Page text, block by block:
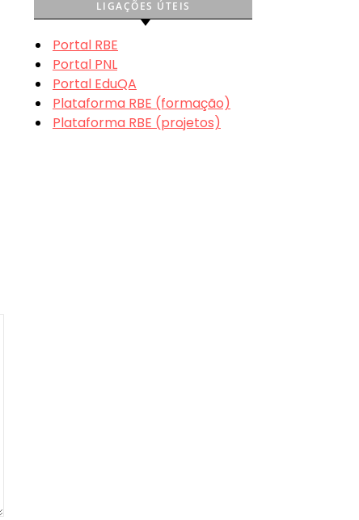
LIGAÇÕES ÚTEIS
Portal RBE
Portal PNL
Portal EduQA
Plataforma RBE (formação)
Plataforma RBE (projetos)